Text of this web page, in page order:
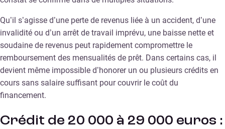
Qu’il s’agisse d’une perte de revenus liée à un accident, d’une
invalidité ou d’un arrêt de travail imprévu, une baisse nette et
soudaine de revenus peut rapidement compromettre le
remboursement des mensualités de prêt. Dans certains cas, il
devient même impossible d’honorer un ou plusieurs crédits en
cours sans salaire suffisant pour couvrir le coût du
financement.
Crédit de 20 000 à 29 000 euros :